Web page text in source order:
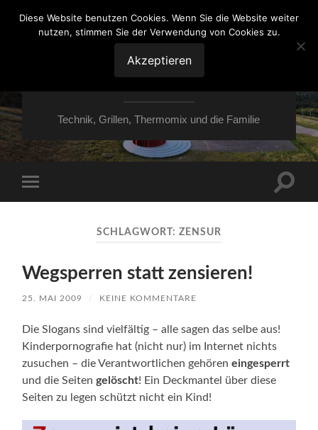
VON ESSEN ÜBER
HESSEN NACH
MOERS
Technik, Grillen, Thermomix und die Familie
Menü
SCHLAGWORT: ZENSUR
Wegsperren statt zensieren!
25. MAI 2009 / KEINE KOMMENTARE
Die Slogans sind vielfältig – alle sagen das selbe aus!
Kinderpornografie hat (nicht nur) im Internet nichts
zusuchen – die Verantwortlichen gehöreneingesperrt
und die Seitengelöscht! Ein Deckmantel über diese
Seiten zu legen schützt nicht ein Kind!
Diese Website benutzen Cookies. Wenn Sie die Website weiter
nutzen, stimmen Sie der Verwendung von Cookies zu.
Akzeptieren